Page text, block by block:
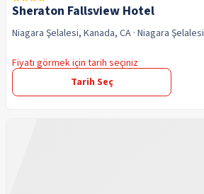
Sheraton Fallsview Hotel
Niagara Şelalesi, Kanada, CA · Niagara Şelalesi
Fiyatı görmek için tarih seçiniz
Tarih Seç